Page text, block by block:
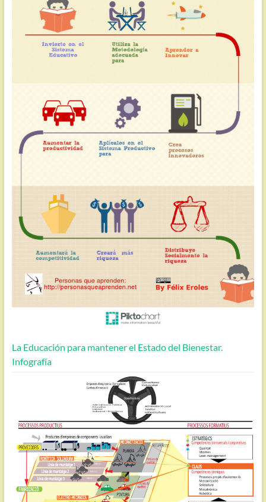
La Educación para mantener el Estado del Bienestar.
Infografía